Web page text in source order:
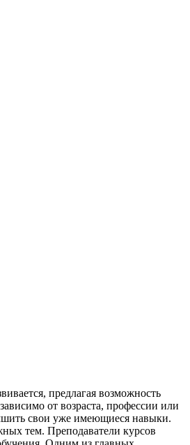
предлагая возможность
от возраста, профессии или
свои уже имеющиеся навыки.
тем. Преподаватели курсов